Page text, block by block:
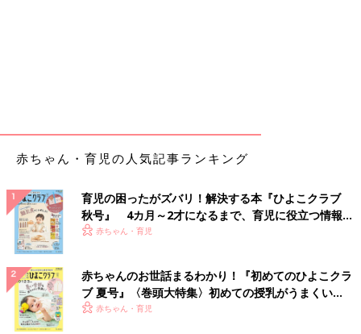
数秒程度の短い時間、意識を失ってしまう発作です。けいれんは
ぼーっとしているようにしか見えず、てんかんの発作であること
が周囲の人に気づいてもらえない子どももいます。
・ミオクロニー発作
全身あるいは手足などの筋肉が突然ビクッと緊張する発作です。
・失立発作
全身の筋緊張が一瞬低下する発作です。転倒したり、手に持って
赤ちゃん・育児の人気記事ランキング
育児の困ったがズバリ！解決する本『ひよこクラブ
秋号』 4カ月～2才になるまで、育児に役立つ情報が
いっぱい！
赤ちゃん・育児
赤ちゃんのお世話まるわかり！『初めてのひよこクラ
ブ 夏号』〈巻頭大特集〉初めての授乳がうまくい
く！ おっぱい・ミルクの基本と夏のトラブル 解決テ
赤ちゃん・育児